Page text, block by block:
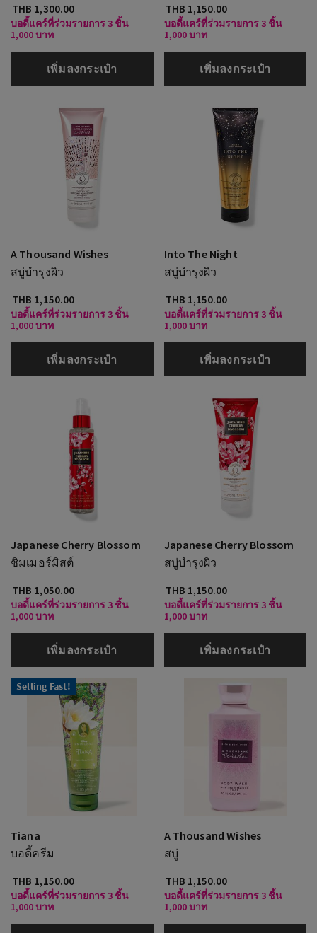
THB 1,300.00
บอดี้แคร์ที่ร่วมรายการ 3 ชิ้น
1,000 บาท
เพิ่มลงกระเป๋า
THB 1,150.00
บอดี้แคร์ที่ร่วมรายการ 3 ชิ้น
1,000 บาท
เพิ่มลงกระเป๋า
A Thousand Wishes
สบู่บำรุงผิว
THB 1,150.00
บอดี้แคร์ที่ร่วมรายการ 3 ชิ้น
1,000 บาท
เพิ่มลงกระเป๋า
Into The Night
สบู่บำรุงผิว
THB 1,150.00
บอดี้แคร์ที่ร่วมรายการ 3 ชิ้น
1,000 บาท
เพิ่มลงกระเป๋า
Japanese Cherry Blossom
ชิมเมอร์มิสต์
THB 1,050.00
บอดี้แคร์ที่ร่วมรายการ 3 ชิ้น
1,000 บาท
เพิ่มลงกระเป๋า
Japanese Cherry Blossom
สบู่บำรุงผิว
THB 1,150.00
บอดี้แคร์ที่ร่วมรายการ 3 ชิ้น
1,000 บาท
เพิ่มลงกระเป๋า
Selling Fast!
Tiana
บอดี้ครีม
THB 1,150.00
บอดี้แคร์ที่ร่วมรายการ 3 ชิ้น
1,000 บาท
A Thousand Wishes
สบู่
THB 1,150.00
บอดี้แคร์ที่ร่วมรายการ 3 ชิ้น
1,000 บาท